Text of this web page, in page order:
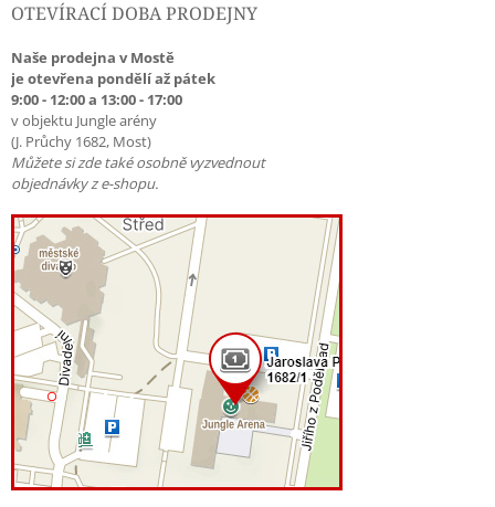
OTEVÍRACÍ DOBA PRODEJNY
Naše prodejna v Mostě
je otevřena pondělí až pátek
9:00 - 12:00 a 13:00 - 17:00
v objektu Jungle arény
(J. Průchy 1682, Most)
Můžete si zde také osobně vyzvednout
objednávky z e-shopu.